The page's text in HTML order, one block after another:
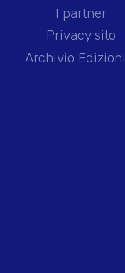
I partner
Privacy sito
Archivio Edizioni